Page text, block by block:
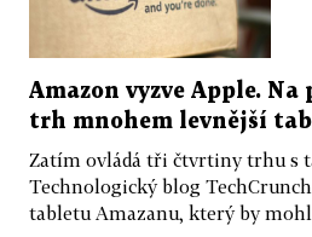
Amazon vyzve Apple. Na
trh mnohem levnější
Zatím ovládá tři čtvrtiny trhu s
Technologický blog
tabletu Amazanu, který by